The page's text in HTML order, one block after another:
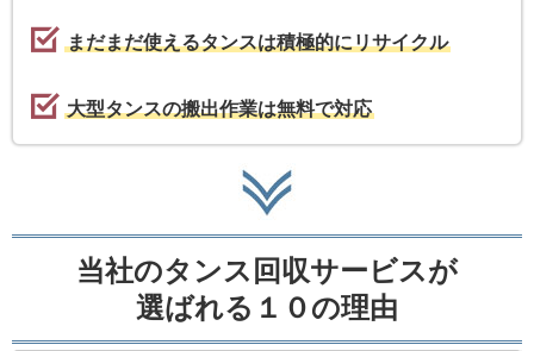
まだまだ使えるタンスは積極的にリサイクル
大型タンスの搬出作業は無料で対応
当社のタンス回収サービスが
選ばれる１０の理由